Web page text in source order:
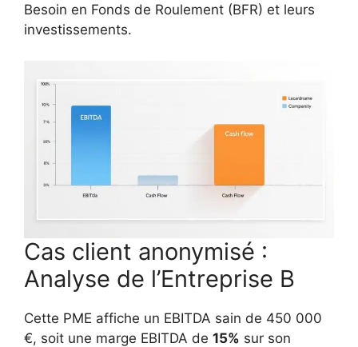
Besoin en Fonds de Roulement (BFR) et leurs
investissements.
Cas client anonymisé :
Analyse de l’Entreprise B
Cette PME affiche un EBITDA sain de 450 000
€, soit une marge EBITDA de 15% sur son